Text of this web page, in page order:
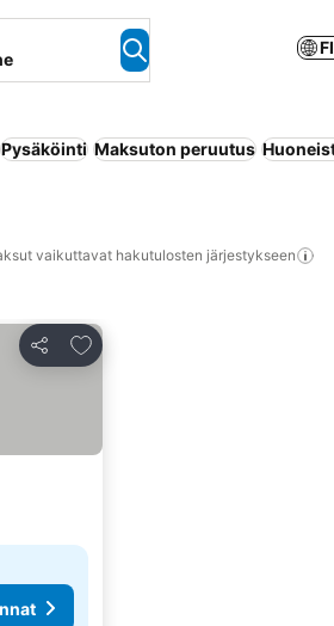
Pysäköinti Maksuton peruutus
vaikuttavat hakutulosten järjestykseen
Jaa
Lisää suosikkeihin